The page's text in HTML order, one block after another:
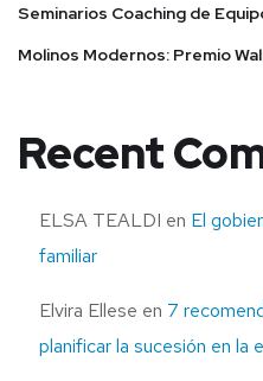
Seminarios Coaching de
Molinos Modernos: Premio
Recent
ELSA TEALDI en El
familiar
Elvira Ellese en 7
planificar la sucesión en la